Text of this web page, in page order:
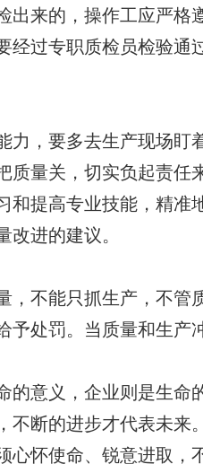
出来的，操作工应严格
经过专职质检员检验通
力，要多去生产现场盯
质量关，切实负起责任
和提高专业技能，精准
进的建议。
，不能只抓生产，不管
予处罚。当质量和生产
意义，企业则是生命
不断的进步才代表未来
怀使命、锐意进取，